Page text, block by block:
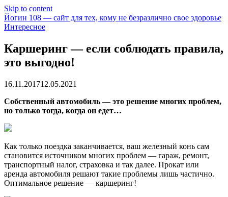
Skip to content
Йогин 108 — сайт для тех, кому не безразлично свое здоровье
Интересное
Каршеринг — если соблюдать правила,
это выгодно!
16.11.201712.05.2021
Собственный автомобиль — это решение многих проблем,
но только тогда, когда он едет…
Как только поездка заканчивается, ваш железный конь сам
становится источником многих проблем — гараж, ремонт,
транспортный налог, страховка и так далее. Прокат или
аренда автомобиля решают такие проблемы лишь частично.
Оптимальное решение — каршеринг!